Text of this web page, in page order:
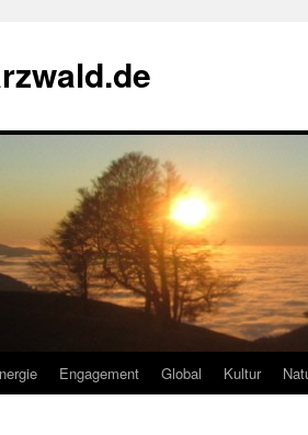
Engagement Global Kultur